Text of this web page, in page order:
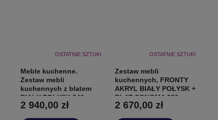
OSTATNIE SZTUKI
Meble kuchenne.
Zestaw mebli
kuchennych z blatem
BIAŁY POŁYSK 340cm
2 940,00 zł
OSTATNIE SZTUKI
Zestaw mebli
kuchennych, FRONTY
AKRYL BIAŁY POŁYSK +
BLAT SONOMA 320cm
2 670,00 zł